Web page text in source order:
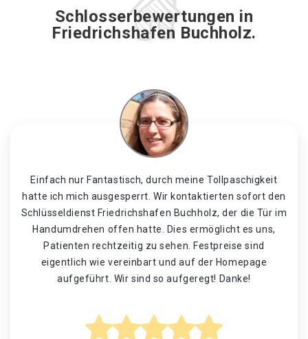
Schlosserbewertungen in
Friedrichshafen Buchholz.
Einfach nur Fantastisch, durch meine Tollpaschigkeit
hatte ich mich ausgesperrt. Wir kontaktierten sofort den
Schlüsseldienst Friedrichshafen Buchholz, der die Tür im
Handumdrehen offen hatte. Dies ermöglicht es uns,
Patienten rechtzeitig zu sehen. Festpreise sind
eigentlich wie vereinbart und auf der Homepage
aufgeführt. Wir sind so aufgeregt! Danke!